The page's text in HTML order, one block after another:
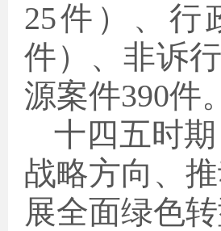
25件）、行
件）、非诉
源案件390件。
十四五时
战略方向、
展全面绿色